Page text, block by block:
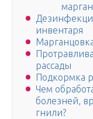
инвентаря
рассады
Подкормка
Чем
болезней,
гнили?